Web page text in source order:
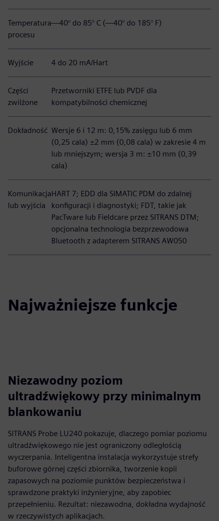
Temperatura
procesu
—40° do 85° C (—40° do 185° F)
Wyjście 4 do 20 mA/Hart
Części
zwilżone
Przetworniki ETFE lub PVDF dla
kompatybilności chemicznej
Dokładność Wersje 6 i 12 m: 0,15% zasięgu lub 6 mm
(0,25 cala) ±2 mm (0,08 cala) w zakresie 4 m
lub mniejszym; wersja 3 m: ±10 mm (0,39
cala)
Komunikacja
lub wyjścia
HART 7; EDD dla SIMATIC PDM do zdalnej
konfiguracji i diagnostyki; FDT, takie jak
PacTware lub Fieldcare przez SITRANS DTM;
opcjonalna technologia bezprzewodowa
Bluetooth z adapterem SITRANS AW050
Najważniejsze funkcje
Niezawodny poziom
ultradźwiękowy przy minimalnym
blankowaniu
SITRANS Probe LU240 pokazuje, dlaczego pomiar poziomu
ultradźwiękowego nie jest ograniczony odległością
wyczerpania. Inteligentna instalacja wykorzystuje strefy
buforowe górnej części zbiornika, tworzenie kopii
zapasowych na poziomie punktów bezpieczeństwa i
sprawdzone praktyki inżynieryjne, aby zapobiec
przepełnieniu. Rezultat: niezawodna, dokładna wydajność
w rzeczywistych aplikacjach.